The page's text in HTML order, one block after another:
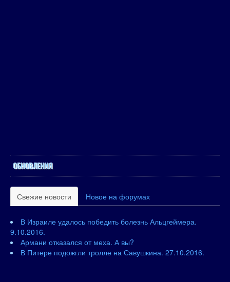
ОБНОВЛЕНИЯ
Свежие новости Новое на форумах
В Израиле удалось победить болезнь Альцгеймера.
9.10.2016.
Армани отказался от меха. А вы?
В Питере подожгли тролле на Савушкина. 27.10.2016.